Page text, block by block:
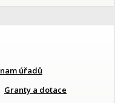
úřadů
Granty a dotace